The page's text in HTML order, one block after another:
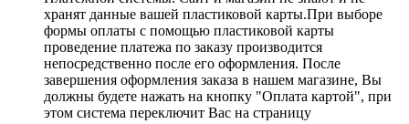
хранят данные вашей пластиковой карты.При выборе
формы оплаты с помощью пластиковой карты
проведение платежа по заказу производится
непосредственно после его оформления. После
завершения оформления заказа в нашем магазине, Вы
должны будете нажать на кнопку "Оплата картой", при
этом система переключит Вас на страницу